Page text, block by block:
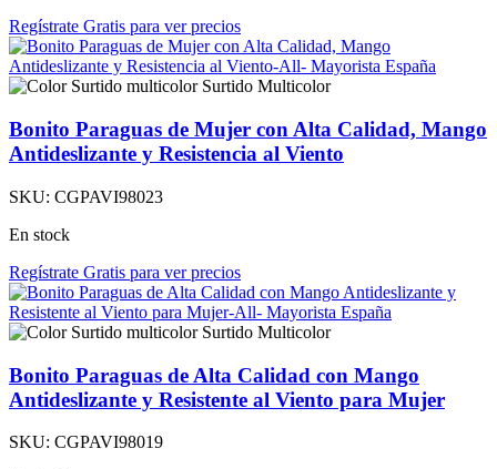
Regístrate Gratis para ver precios
Surtido Multicolor
Bonito Paraguas de Mujer con Alta Calidad, Mango
Antideslizante y Resistencia al Viento
SKU: CGPAVI98023
En stock
Regístrate Gratis para ver precios
Surtido Multicolor
Bonito Paraguas de Alta Calidad con Mango
Antideslizante y Resistente al Viento para Mujer
SKU: CGPAVI98019